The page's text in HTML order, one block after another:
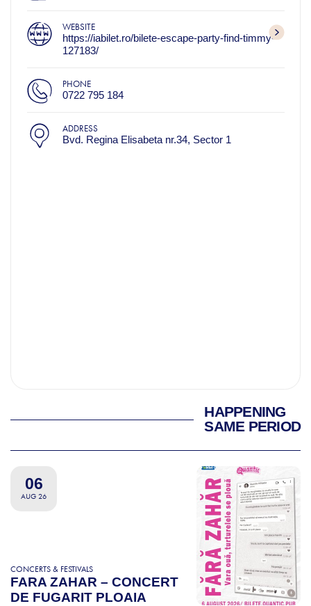
WEBSITE
https://iabilet.ro/bilete-escape-party-find-timmy-
127183/
PHONE
0722 795 184
ADDRESS
Bvd. Regina Elisabeta nr.34, Sector 1
HAPPENING
SAME PERIOD
06
AUG 26
CONCERTS & FESTIVALS
FARA ZAHAR – CONCERT
DE FUGARIT PLOAIA